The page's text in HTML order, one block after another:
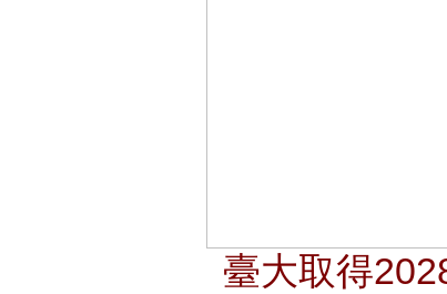
臺大取得